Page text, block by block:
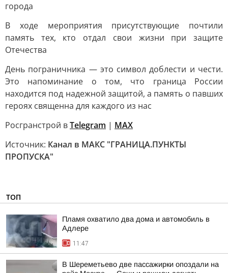
города
В ходе мероприятия присутствующие почтили
память тех, кто отдал свои жизни при защите
Отечества
День пограничника — это символ доблести и чести.
Это напоминание о том, что граница России
находится под надежной защитой, а память о павших
героях священна для каждого из нас
Росгранстрой вTelegram | MAX
Источник: Канал в МАКС "ГРАНИЦА.ПУНКТЫ
ПРОПУСКА"
ТОП
Пламя охватило два дома и автомобиль в
Адлере
11:47
В Шереметьево две пассажирки опоздали на